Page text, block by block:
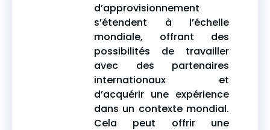
d’approvisionnement
s’étendent à l’échelle
mondiale, offrant des
possibilités de travailler
avec des partenaires
internationaux et
d’acquérir une expérience
dans un contexte mondial.
Cela peut offrir une